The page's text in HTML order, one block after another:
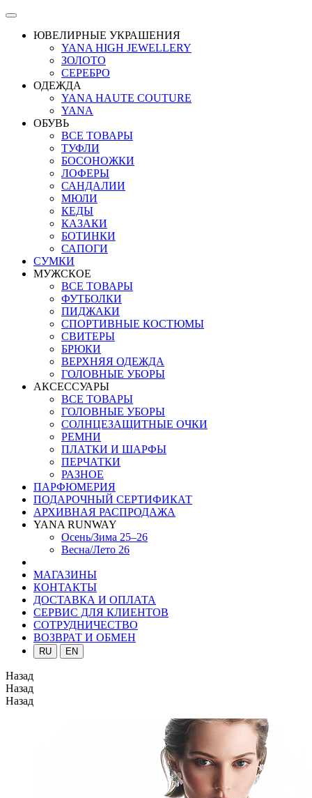
ЮВЕЛИРНЫЕ УКРАШЕНИЯ
YANA HIGH JEWELLERY
ЗОЛОТО
СЕРЕБРО
ОДЕЖДА
YANA HAUTE COUTURE
YANA
ОБУВЬ
ВСЕ ТОВАРЫ
ТУФЛИ
БОСОНОЖКИ
ЛОФЕРЫ
САНДАЛИИ
МЮЛИ
КЕДЫ
КАЗАКИ
БОТИНКИ
САПОГИ
СУМКИ
МУЖСКОЕ
ВСЕ ТОВАРЫ
ФУТБОЛКИ
ПИДЖАКИ
СПОРТИВНЫЕ КОСТЮМЫ
СВИТЕРЫ
БРЮКИ
ВЕРХНЯЯ ОДЕЖДА
ГОЛОВНЫЕ УБОРЫ
АКСЕССУАРЫ
ВСЕ ТОВАРЫ
ГОЛОВНЫЕ УБОРЫ
СОЛНЦЕЗАЩИТНЫЕ ОЧКИ
РЕМНИ
ПЛАТКИ И ШАРФЫ
ПЕРЧАТКИ
РАЗНОЕ
ПАРФЮМЕРИЯ
ПОДАРОЧНЫЙ СЕРТИФИКАТ
АРХИВНАЯ РАСПРОДАЖА
YANA RUNWAY
Осень/Зима 25–26
Весна/Лето 26
МАГАЗИНЫ
КОНТАКТЫ
ДОСТАВКА И ОПЛАТА
СЕРВИС ДЛЯ КЛИЕНТОВ
СОТРУДНИЧЕСТВО
ВОЗВРАТ И ОБМЕН
RU EN
Назад
Назад
Назад